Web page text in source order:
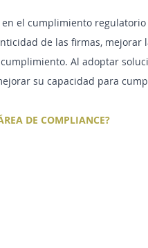
el cumplimiento regulatorio
de las firmas, mejorar
Al adoptar
su capacidad para
DE COMPLIANCE?